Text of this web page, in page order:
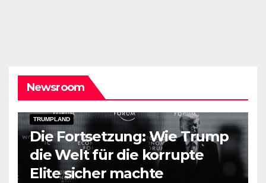
Newsroom
DARK AMERICA PUBLIC AFFAIRS TOPSTORY
TRUMPLAND
Die Fortsetzung: Wie Trump
die Welt für die korrupte
Elite sicher machte